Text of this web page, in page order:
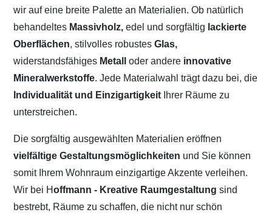
wir auf eine breite Palette an Materialien. Ob natürlich
behandeltes Massivholz, edel und sorgfältig lackierte
Oberflächen, stilvolles robustesGlas,
widerstandsfähiges Metalloder andere innovative
Mineralwerkstoffe. Jede Materialwahl trägt dazu bei, die
Individualität und Einzigartigkeit Ihrer Räume zu
unterstreichen.
Die sorgfältig ausgewählten Materialien eröffnen
vielfältige Gestaltungsmöglichkeiten und Sie können
somit Ihrem Wohnraum einzigartige Akzente verleihen.
Wir bei Hoffmann - Kreative Raumgestaltung sind
bestrebt, Räume zu schaffen, die nicht nur schön